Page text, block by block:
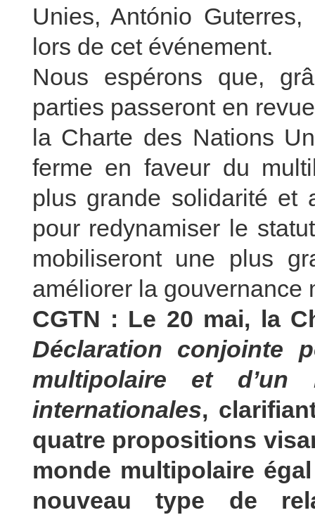
Unies, António
lors de cet événement.
Nous espérons que,
parties passeront en
la Charte des Nations
ferme en faveur du
plus grande solidarité et
pour redynamiser le
mobiliseront une plus
améliorer la gouvernance
CGTN : Le 20 mai, la
Déclaration conjointe
multipolaire et d’un
internationales,
quatre propositions
monde multipolaire
nouveau type de